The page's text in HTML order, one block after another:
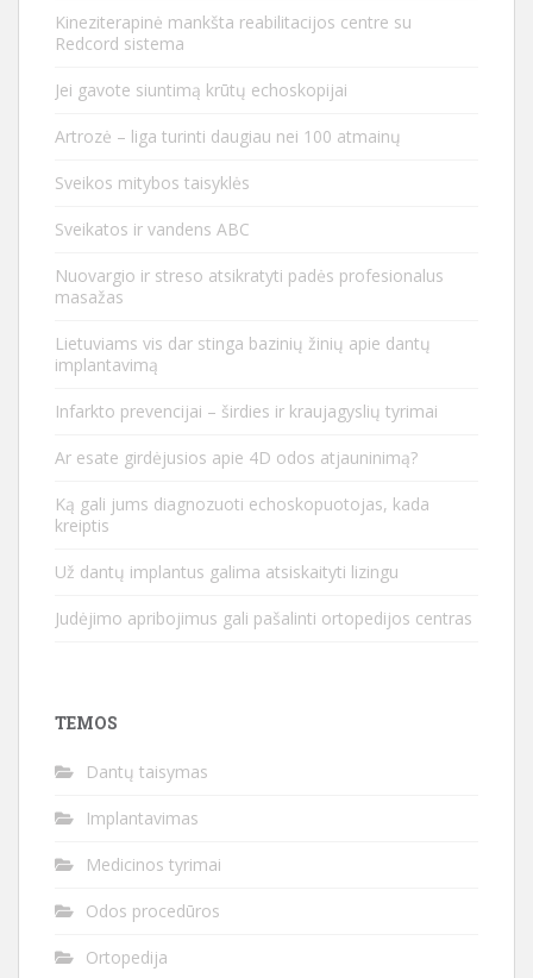
Kineziterapinė mankšta reabilitacijos centre su
Redcord sistema
Jei gavote siuntimą krūtų echoskopijai
Artrozė – liga turinti daugiau nei 100 atmainų
Sveikos mitybos taisyklės
Sveikatos ir vandens ABC
Nuovargio ir streso atsikratyti padės profesionalus
masažas
Lietuviams vis dar stinga bazinių žinių apie dantų
implantavimą
Infarkto prevencijai – širdies ir kraujagyslių tyrimai
Ar esate girdėjusios apie 4D odos atjauninimą?
Ką gali jums diagnozuoti echoskopuotojas, kada
kreiptis
Už dantų implantus galima atsiskaityti lizingu
Judėjimo apribojimus gali pašalinti ortopedijos centras
TEMOS
Dantų taisymas
Implantavimas
Medicinos tyrimai
Odos procedūros
Ortopedija